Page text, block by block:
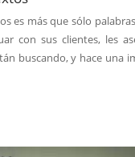
es más que sólo
con sus clientes, les
buscando, y hace una